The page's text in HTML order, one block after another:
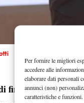
Per fornire le migliori
accedere alle
elaborare dati personali
annunci (non)
caratteristiche e funzioni.
finalela corsa di